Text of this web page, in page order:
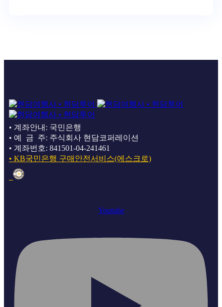
• 계좌안내: 국민은행
• 예 금 주: 주식회사 현담코퍼레이션
• 계좌번호: 841501-04-241461
• KB국민은행 구매안전서비스(에스크로)
Youtube